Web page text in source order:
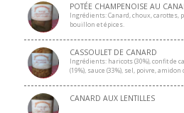
POTÉE CHAMPENOISE AU
Ingrédients: Canard, choux, carottes,
bouillon et épices.
CASSOULET DE CANARD
Ingrédients: haricots (30%), confit de
(19%), sauce (33%), sel, poivre,
CANARD AUX LENTILLES